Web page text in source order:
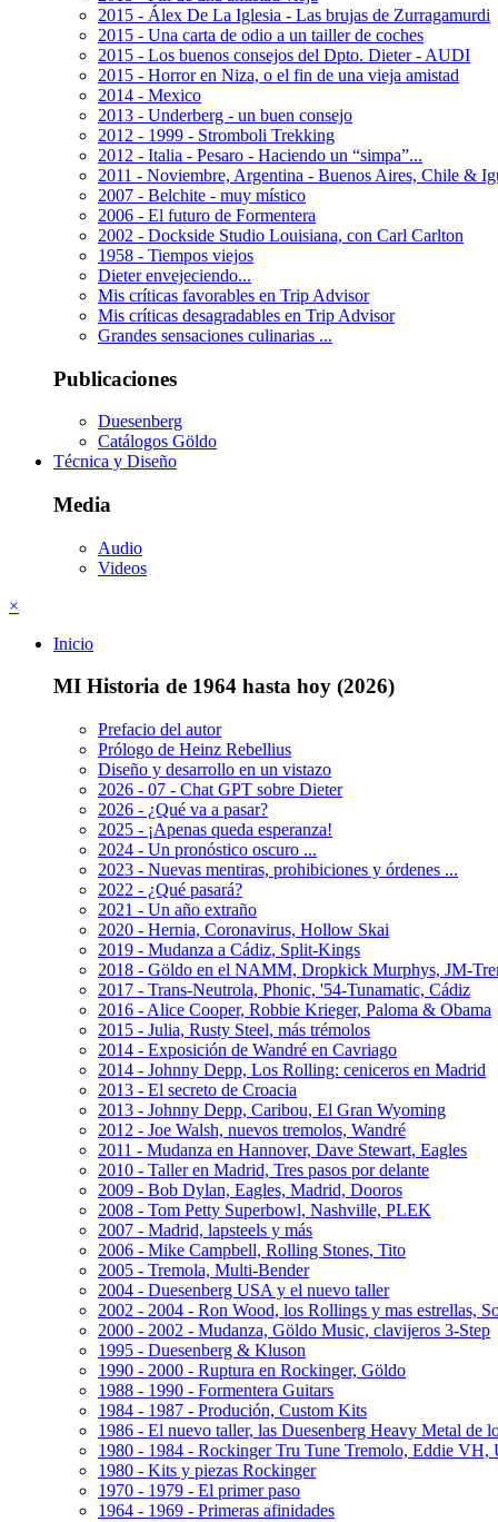
2015 - Álex De La Iglesia - Las brujas de Zurragamurdi
2015 - Una carta de odio a un tailler de coches
2015 - Los buenos consejos del Dpto. Dieter - AUDI
2015 - Horror en Niza, o el fin de una vieja amistad
2014 - Mexico
2013 - Underberg - un buen consejo
2012 - 1999 - Stromboli Trekking
2012 - Italia - Pesaro - Haciendo un “simpa”...
2011 - Noviembre, Argentina - Buenos Aires, Chile &
2007 - Belchite - muy místico
2006 - El futuro de Formentera
2002 - Dockside Studio Louisiana, con Carl Carlton
1958 - Tiempos viejos
Dieter envejeciendo...
Mis críticas favorables en Trip Advisor
Mis críticas desagradables en Trip Advisor
Grandes sensaciones culinarias ...
Publicaciones
Duesenberg
Catálogos Göldo
Técnica y Diseño
Media
Audio
Videos
×
Inicio
MI Historia de 1964 hasta hoy (2026)
Prefacio del autor
Prólogo de Heinz Rebellius
Diseño y desarrollo en un vistazo
2026 - 07 - Chat GPT sobre Dieter
2026 - ¿Qué va a pasar?
2025 - ¡Apenas queda esperanza!
2024 - Un pronóstico oscuro ...
2023 - Nuevas mentiras, prohibiciones y órdenes ...
2022 - ¿Qué pasará?
2021 - Un año extraño
2020 - Hernia, Coronavirus, Hollow Skai
2019 - Mudanza a Cádiz, Split-Kings
2018 - Göldo en el NAMM, Dropkick Murphys, JM-
2017 - Trans-Neutrola, Phonic, '54-Tunamatic, Cádiz
2016 - Alice Cooper, Robbie Krieger, Paloma & Obama
2015 - Julia, Rusty Steel, más trémolos
2014 - Exposición de Wandré en Cavriago
2014 - Johnny Depp, Los Rolling: ceniceros en Madrid
2013 - El secreto de Croacia
2013 - Johnny Depp, Caribou, El Gran Wyoming
2012 - Joe Walsh, nuevos tremolos, Wandré
2011 - Mudanza en Hannover, Dave Stewart, Eagles
2010 - Taller en Madrid, Tres pasos por delante
2009 - Bob Dylan, Eagles, Madrid, Dooros
2008 - Tom Petty Superbowl, Nashville, PLEK
2007 - Madrid, lapsteels y más
2006 - Mike Campbell, Rolling Stones, Tito
2005 - Tremola, Multi-Bender
2004 - Duesenberg USA y el nuevo taller
2002 - 2004 - Ron Wood, los Rollings y mas estrellas,
2000 - 2002 - Mudanza, Göldo Music, clavijeros 3-Step
1995 - Duesenberg & Kluson
1990 - 2000 - Ruptura en Rockinger, Göldo
1988 - 1990 - Formentera Guitars
1984 - 1987 - Produción, Custom Kits
1986 - El nuevo taller, las Duesenberg Heavy Metal de
1980 - 1984 - Rockinger Tru Tune Tremolo, Eddie VH,
1980 - Kits y piezas Rockinger
1970 - 1979 - El primer paso
1964 - 1969 - Primeras afinidades